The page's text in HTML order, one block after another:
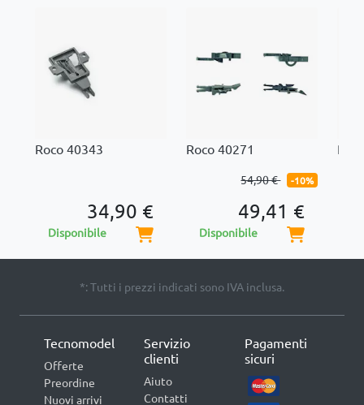
Roco 40343
34,90 €
Disponibile
Roco 40271
54,90 € -10%
49,41 €
Disponibile
*: Tutti i prezzi indicati sono IVA inclusa.
Tecnomodel
Offerte
Preordine
Nuovi arrivi
Servizio
clienti
Aiuto
Contatti
Pagamenti
sicuri